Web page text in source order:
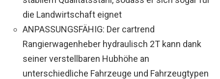
die Landwirtschaft eignet
ANPASSUNGSFÄHIG: Der cartrend
Rangierwagenheber hydraulisch 2T kann dank
seiner verstellbaren Hubhöhe an
unterschiedliche Fahrzeuge und Fahrzeugtypen